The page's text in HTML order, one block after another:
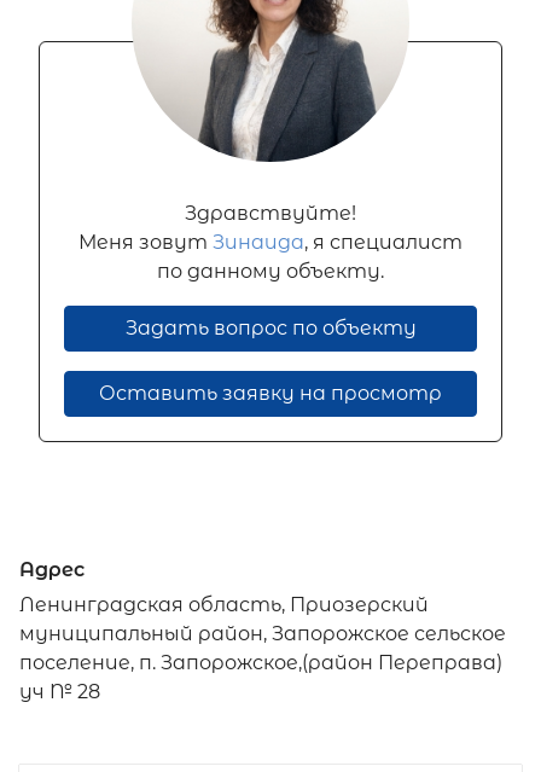
Здравствуйте!
Меня зовут Зинаида, я специалист
по данному объекту.
Задать вопрос по объекту
Оставить заявку на просмотр
Адрес
Ленинградская область, Приозерский
муниципальный район, Запорожское сельское
поселение, п. Запорожское,(район Переправа)
уч № 28